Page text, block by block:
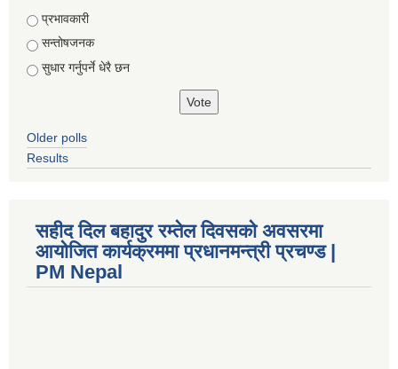
Choices
प्रभावकारी
सन्तोषजनक
सुधार गर्नुपर्ने धेरै छन
Older polls
Results
सहीद दिल बहादुर रम्तेल दिवसको अवसरमा
आयोजित कार्यक्रममा प्रधानमन्त्री प्रचण्ड |
PM Nepal